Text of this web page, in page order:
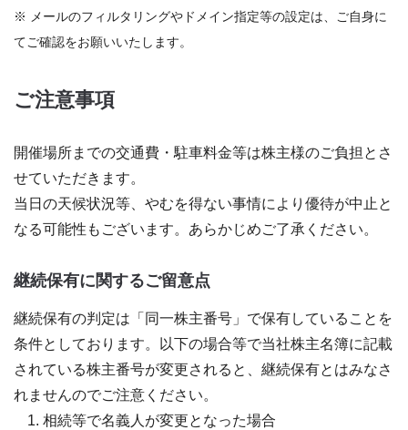
※ メールのフィルタリングやドメイン指定等の設定は、ご自身に
てご確認をお願いいたします。
ご注意事項
開催場所までの交通費・駐車料金等は株主様のご負担とさ
せていただきます。
当日の天候状況等、やむを得ない事情により優待が中止と
なる可能性もございます。あらかじめご了承ください。
継続保有に関するご留意点
継続保有の判定は「同一株主番号」で保有していることを
条件としております。以下の場合等で当社株主名簿に記載
されている株主番号が変更されると、継続保有とはみなさ
れませんのでご注意ください。
相続等で名義人が変更となった場合